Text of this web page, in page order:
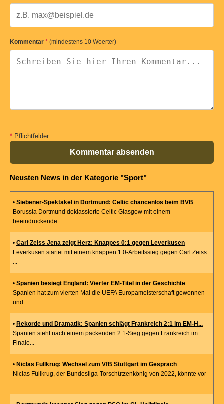
Kommentar * (mindestens 10 Woerter)
* Pflichtfelder
Kommentar absenden
Neusten News in der Kategorie "Sport"
• Siebener-Spektakel in Dortmund: Celtic chancenlos beim BVB
Borussia Dortmund deklassierte Celtic Glasgow mit einem
beeindruckende...
• Carl Zeiss Jena zeigt Herz: Knappes 0:1 gegen Leverkusen
Leverkusen startet mit einem knappen 1:0-Arbeitssieg gegen Carl Zeiss
...
• Spanien besiegt England: Vierter EM-Titel in der Geschichte
Spanien hat zum vierten Mal die UEFA Europameisterschaft gewonnen
und ...
• Rekorde und Dramatik: Spanien schlägt Frankreich 2:1 im EM-H...
Spanien steht nach einem packenden 2:1-Sieg gegen Frankreich im
Finale...
• Niclas Füllkrug: Wechsel zum VfB Stuttgart im Gespräch
Niclas Füllkrug, der Bundesliga-Torschützenkönig von 2022, könnte vor
...